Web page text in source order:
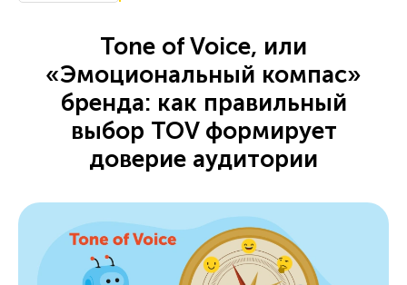
Tone of Voice, или
«Эмоциональный компас»
бренда: как правильный
выбор TOV формирует
доверие аудитории